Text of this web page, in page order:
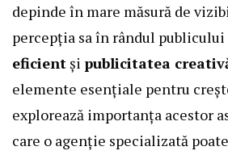
depinde în mare măsură de
percepția sa în rândul
eficient și publicitatea
elemente esențiale pentru
explorează importanța acestor
care o agenție specializată